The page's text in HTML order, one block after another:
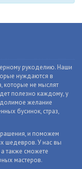
рукоделию. Наши
нуждаются в
которые не мыслят
полезно каждому, у
желание
бусинок, страз,
и поможем
шедевров. У нас вы
также сможете
мастеров.